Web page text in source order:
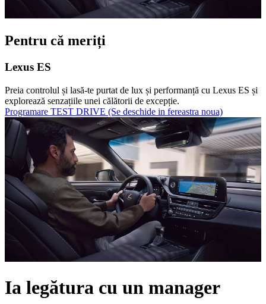
Pentru că meriți
Lexus ES
Preia controlul și lasă-te purtat de lux și performanță cu Lexus ES și
explorează senzațiile unei călătorii de excepție.
Programare TEST DRIVE (Se deschide in fereastra noua)
Ia legătura cu un manager